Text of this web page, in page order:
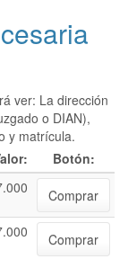
ver: La dirección
o DIAN),
y matrícula.
Botón:
Comprar
Comprar